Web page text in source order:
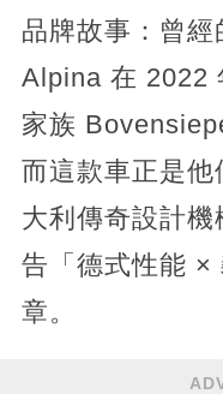
品牌故事：曾
Alpina 在 2022
家族
而這款車正是
大利傳奇設計
告「德式性能 ×
章。